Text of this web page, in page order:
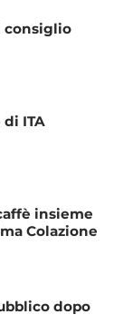
consiglio
ITA
insieme
Colazione
dopo